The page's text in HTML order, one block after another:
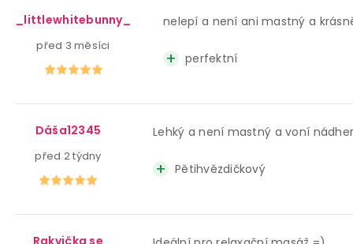
_littlewhitebunny_
před 3 měsíci
nelepí a není ani mastný a
perfektní
Dáša12345
před 2 týdny
Lehký a není mastný a voní
Pětihvězdičkový
Rakvička se